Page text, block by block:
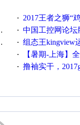
· 2017王者之狮“鸡”情签到
· 中国工控网论坛版
· 组态王kingview
· 【暑期-上海】全国工业
· 撸袖实干，2017gongkong®第